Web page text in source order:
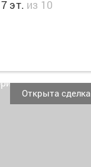
7 эт. из 10
Открыта сделка